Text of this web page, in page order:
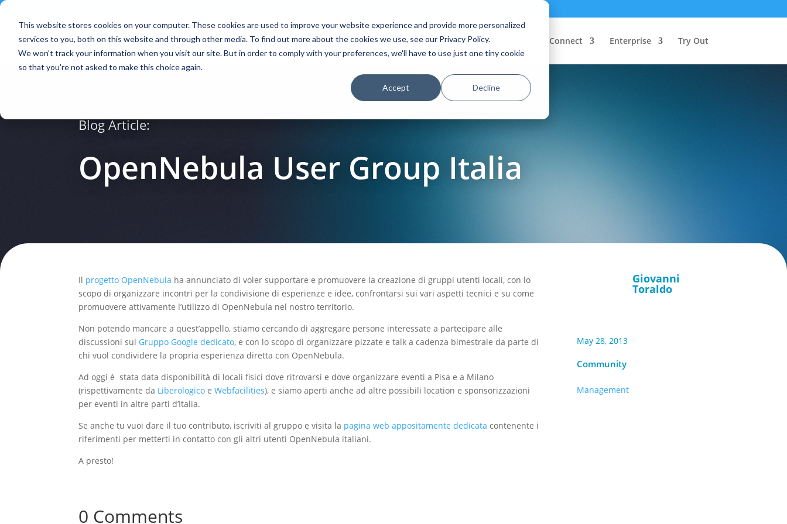
This website stores cookies on your computer. These cookies are used to improve your website experience and provide more personalized
services to you, both on this website and through other media. To find out more about the cookies we use, see our Privacy Policy.
We won't track your information when you visit our site. But in order to comply with your preferences, we'll have to use just one tiny cookie
so that you're not asked to make this choice again.
Accept Decline
Platform Solutions Partners Initiatives Connect Enterprise Try Out
Blog Article:
OpenNebula User Group Italia
Il progetto OpenNebula ha annunciato di voler supportare e promuovere la creazione di gruppi utenti locali, con lo
scopo di organizzare incontri per la condivisione di esperienze e idee, confrontarsi sui vari aspetti tecnici e su come
promuovere attivamente l’utilizzo di OpenNebula nel nostro territorio.
Non potendo mancare a quest’appello, stiamo cercando di aggregare persone interessate a partecipare alle
discussioni sul Gruppo Google dedicato, e con lo scopo di organizzare pizzate e talk a cadenza bimestrale da parte di
chi vuol condividere la propria esperienza diretta con OpenNebula.
Ad oggi è stata data disponibilità di locali fisici dove ritrovarsi e dove organizzare eventi a Pisa e a Milano
(rispettivamente da Liberologico eWebfacilities), e siamo aperti anche ad altre possibili location e sponsorizzazioni
per eventi in altre parti d’Italia.
Se anche tu vuoi dare il tuo contributo, iscriviti al gruppo e visita la pagina web appositamente dedicata contenente i
riferimenti per metterti in contatto con gli altri utenti OpenNebula italiani.
A presto!
Giovanni
Toraldo
May 28, 2013
Community
Management
0 Comments